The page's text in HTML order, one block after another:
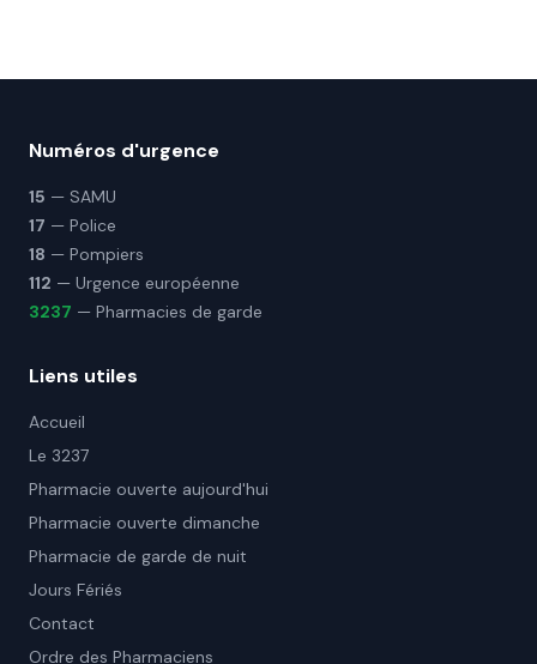
Numéros d'urgence
15 — SAMU
17 — Police
18 — Pompiers
112 — Urgence européenne
3237 — Pharmacies de garde
Liens utiles
Accueil
Le 3237
Pharmacie ouverte aujourd'hui
Pharmacie ouverte dimanche
Pharmacie de garde de nuit
Jours Fériés
Contact
Ordre des Pharmaciens